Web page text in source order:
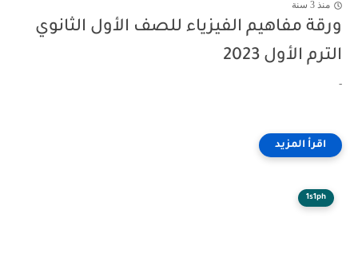
منذ 3 سنة
ورقة مفاهيم الفيزياء للصف الأول الثانوي
الترم الأول 2023
-
1s1ph